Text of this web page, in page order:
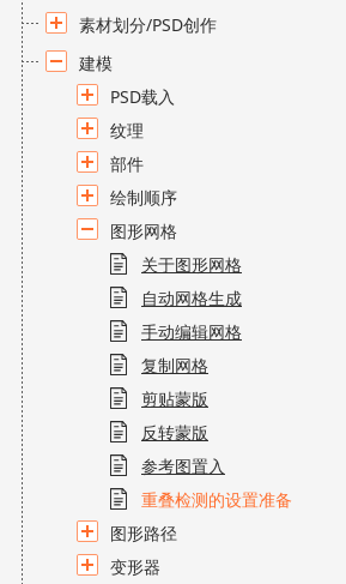
素材划分/PSD创作
建模
PSD载入
纹理
部件
绘制顺序
图形网格
关于图形网格
自动网格生成
手动编辑网格
复制网格
剪贴蒙版
反转蒙版
参考图置入
重叠检测的设置准备
图形路径
变形器